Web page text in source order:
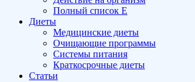
Полный список E
Диеты
Медицинские диеты
Очищающие программы
Системы питания
Краткосрочные диеты
Статьи